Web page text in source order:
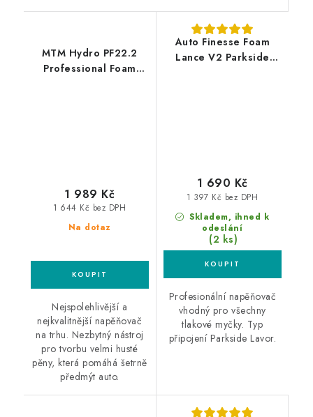
MTM Hydro PF22.2
Professional Foam
Na dotaz
1 644 Kč bez DPH
1 989 Kč
Nejspolehlivější a
nejkvalitnější napěňovač
na trhu. Nezbytný nástroj
pro tvorbu velmi husté
pěny, která pomáhá šetrně
předmýt auto.
Auto Finesse Foam
Lance V2 Parkside
Skladem, ihned k
odeslání
(2 ks)
1 397 Kč bez DPH
1 690 Kč
Profesionální napěňovač
vhodný pro všechny
tlakové myčky. Typ
připojení Parkside Lavor.